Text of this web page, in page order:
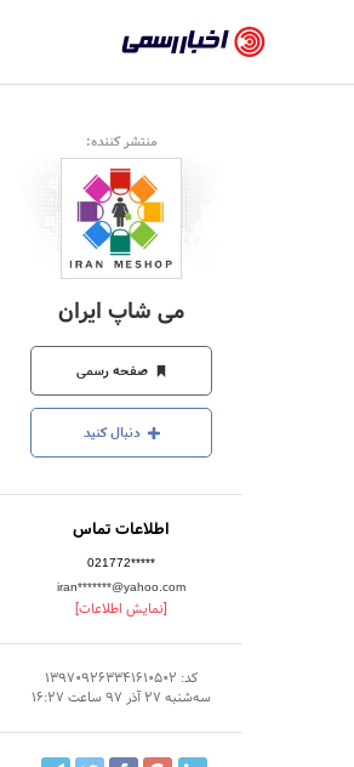
رسمی
-
اخبار
تایید
شده
شرکت‌ها،
سازمان‌ها
و
روابط
عمومی‌ها
منتشر کننده:
می شاپ ایران
صفحه رسمی
دنبال کنید
اطلاعات تماس
021772*****
iran*******@yahoo.com
[نمایش اطلاعات]
کد: 139709263341610502
سه‌شنبه 27 آذر 97 ساعت 16:27